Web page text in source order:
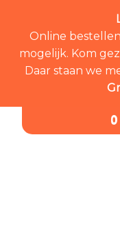
Online
mogelijk. Kom
Daar staan we